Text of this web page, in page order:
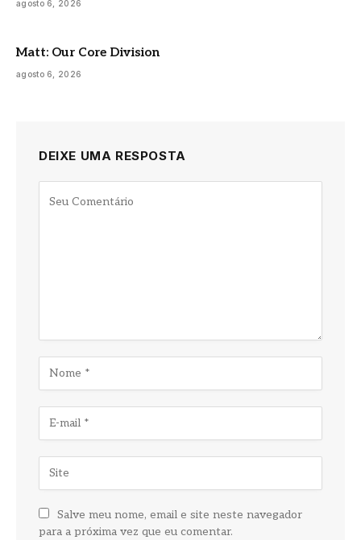
agosto 6, 2026
Matt: Our Core Division
agosto 6, 2026
DEIXE UMA RESPOSTA
Salve meu nome, email e site neste navegador
para a próxima vez que eu comentar.